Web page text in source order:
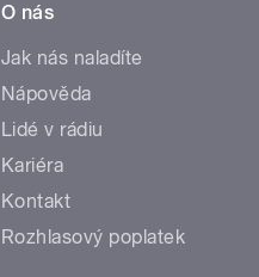
O nás
Jak nás naladíte
Nápověda
Lidé v rádiu
Kariéra
Kontakt
Rozhlasový poplatek